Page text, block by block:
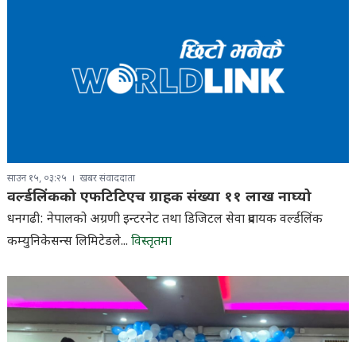
साउन १५, ०३:२५ खबर संवाददाता
वर्ल्डलिंकको एफटिटिएच ग्राहक संख्या ११ लाख नाघ्यो
धनगढी: नेपालको अग्रणी इन्टरनेट तथा डिजिटल सेवा प्रदायक वर्ल्डलिंक
कम्युनिकेसन्स लिमिटेडले... विस्तृतमा